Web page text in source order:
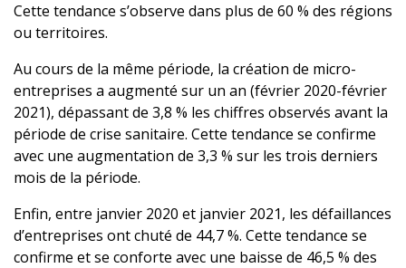
Cette tendance s’observe dans plus de 60 % des régions
ou territoires.
Au cours de la même période, la création de micro-
entreprises a augmenté sur un an (février 2020-février
2021), dépassant de 3,8 % les chiffres observés avant la
période de crise sanitaire. Cette tendance se confirme
avec une augmentation de 3,3 % sur les trois derniers
mois de la période.
Enfin, entre janvier 2020 et janvier 2021, les défaillances
d’entreprises ont chuté de 44,7 %. Cette tendance se
confirme et se conforte avec une baisse de 46,5 % des